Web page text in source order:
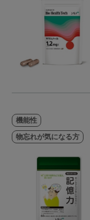
機能性
物忘れが気になる方